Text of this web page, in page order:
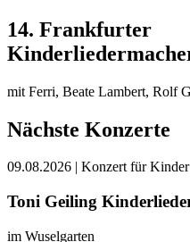
14. Frankfurter
mit Ferri, Beate Lambert, Rolf
Nächste Konzerte
09.08.2026 | Konzert für
Toni Geiling
im Wuselgarten